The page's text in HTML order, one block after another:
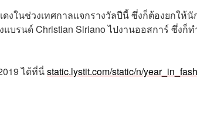
ในช่วงเทศกาลแจกรางวัลปีนี้ ซึ่งก็ต้องยกให้นั
แบรนด์ Christian Siriano ไปงานออสการ์ ซึ่งก็
ได้ที่นี่static.lystit.com/static/n/